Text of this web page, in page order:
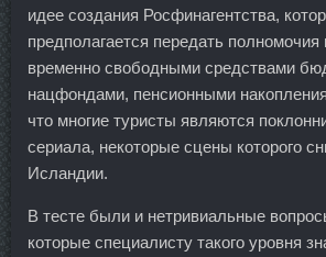
идее создания Росфинагентства,
предполагается передать
временно свободными средствами
нацфондами, пенсионными
что многие туристы являются
сериала, некоторые сцены которого
Исландии.
В тесте были и нетривиальные
которые специалисту такого уровня